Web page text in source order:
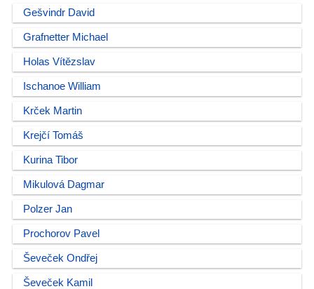
Gešvindr David
Grafnetter Michael
Holas Vítězslav
Ischanoe William
Krček Martin
Krejčí Tomáš
Kurina Tibor
Mikulová Dagmar
Polzer Jan
Prochorov Pavel
Ševeček Ondřej
Ševeček Kamil